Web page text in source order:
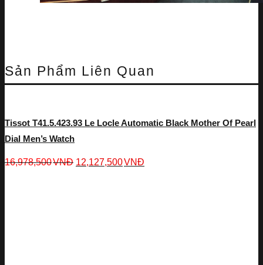
Sản Phẩm Liên Quan
Tissot T41.5.423.93 Le Locle Automatic Black Mother Of Pearl
Dial Men’s Watch
16,978,500VNĐ 12,127,500VNĐ